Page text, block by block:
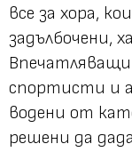
все за хора,
задълбочени,
спортисти и
водени от
решени да